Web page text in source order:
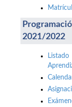
2021/2022